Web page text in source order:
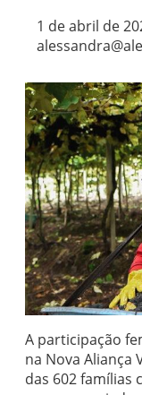
1 de abril de
A participação
na Nova Aliança
das 602 famílias